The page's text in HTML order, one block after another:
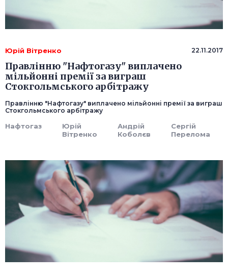
Юрій Вітренко 22.11.2017
Правлінню "Нафтогазу" виплачено
мільйонні премії за виграш
Стокгольмського арбітражу
Правлінню "Нафтогазу" виплачено мільйонні премії за виграш
Стокгольмського арбітражу
Нафтогаз
Юрій
Вітренко
Андрій
Коболєв
Сергій
Перелома